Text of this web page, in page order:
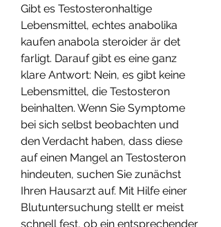
Gibt es Testosteronhaltige
Lebensmittel, echtes anabolika
kaufen anabola steroider är det
farligt. Darauf gibt es eine ganz
klare Antwort: Nein, es gibt keine
Lebensmittel, die Testosteron
beinhalten. Wenn Sie Symptome
bei sich selbst beobachten und
den Verdacht haben, dass diese
auf einen Mangel an Testosteron
hindeuten, suchen Sie zunächst
Ihren Hausarzt auf. Mit Hilfe einer
Blutuntersuchung stellt er meist
schnell fest, ob ein entsprechender